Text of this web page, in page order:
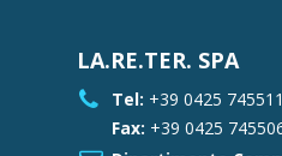
LA.RE.TER. SPA
Tel: +39 0425 745511
Fax: +39 0425